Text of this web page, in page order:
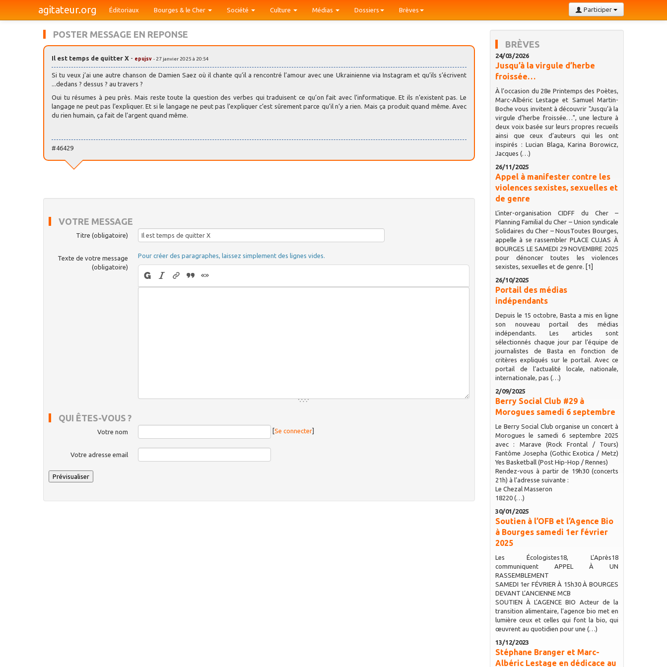
agitateur.org Participer
Éditoriaux Bourges & le Cher Société Culture Médias Dossiers Brèves
POSTER MESSAGE EN REPONSE
Il est temps de quitter X - epujsv - 27 janvier 2025 à 20:54
Si tu veux j’ai une autre chanson de Damien Saez où il chante qu’il a rencontré l’amour avec une Ukrainienne via Instagram et qu’ils s’écrivent
...dedans ? dessus ? au travers ?
Oui tu résumes à peu près. Mais reste toute la question des verbes qui traduisent ce qu’on fait avec l’informatique. Et ils n’existent pas. Le
langage ne peut pas l’expliquer. Et si le langage ne peut pas l’expliquer c’est sûrement parce qu’il n’y a rien. Mais ça produit quand même. Avec
du rien humain, ça fait de l’argent quand même.
#46429
VOTRE MESSAGE
Titre (obligatoire)
Texte de votre message
(obligatoire)
Pour créer des paragraphes, laissez simplement des lignes vides.
QUI ÊTES-VOUS ?
Votre nom [Se connecter]
Votre adresse email
BRÈVES
24/03/2026
Jusqu’à la virgule d’herbe
froissée…
À l’occasion du 28e Printemps des Poètes,
Marc-Albéric Lestage et Samuel Martin-
Boche vous invitent à découvrir "Jusqu’à la
virgule d’herbe froissée…", une lecture à
deux voix basée sur leurs propres recueils
ainsi que ceux d’auteurs qui les ont
inspirés : Lucian Blaga, Karina Borowicz,
Jacques (…)
26/11/2025
Appel à manifester contre les
violences sexistes, sexuelles et
de genre
L’inter-organisation CIDFF du Cher –
Planning Familial du Cher – Union syndicale
Solidaires du Cher – NousToutes Bourges,
appelle à se rassembler PLACE CUJAS À
BOURGES LE SAMEDI 29 NOVEMBRE 2025
pour dénoncer toutes les violences
sexistes, sexuelles et de genre. [1]
26/10/2025
Portail des médias
indépendants
Depuis le 15 octobre, Basta a mis en ligne
son nouveau portail des médias
indépendants. Les articles sont
sélectionnés chaque jour par l’équipe de
journalistes de Basta en fonction de
critères expliqués sur le portail. Avec ce
portail de l’actualité locale, nationale,
internationale, pas (…)
2/09/2025
Berry Social Club #29 à
Morogues samedi 6 septembre
Le Berry Social Club organise un concert à
Morogues le samedi 6 septembre 2025
avec : Marave (Rock Frontal / Tours)
Fantôme Josepha (Gothic Exotica / Metz)
Yes Basketball (Post Hip-Hop / Rennes)
Rendez-vous à partir de 19h30 (concerts
21h) à l’adresse suivante :
Le Chezal Masseron
18220 (…)
30/01/2025
Soutien à l’OFB et l’Agence Bio
à Bourges samedi 1er février
2025
Les Écologistes18, L’Après18
communiquent APPEL À UN
RASSEMBLEMENT
SAMEDI 1er FÉVRIER À 15h30 À BOURGES
DEVANT L’ANCIENNE MCB
SOUTIEN À L’AGENCE BIO Acteur de la
transition alimentaire, l’agence bio met en
lumière ceux et celles qui font la bio, qui
œuvrent au quotidien pour une (…)
13/12/2023
Stéphane Branger et Marc-
Albéric Lestage en dédicace au